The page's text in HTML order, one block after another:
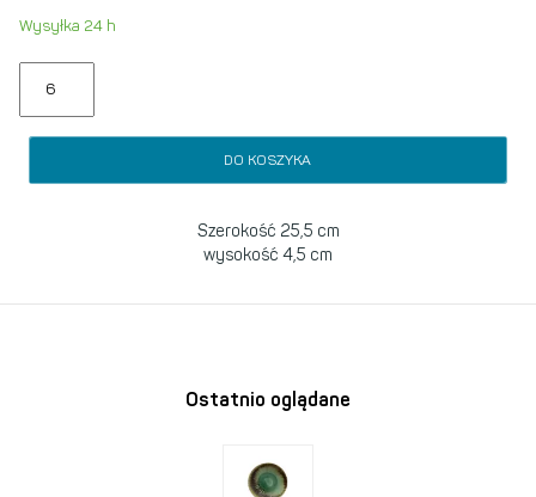
Wysyłka 24 h
DO KOSZYKA
Szerokość 25,5 cm
wysokość 4,5 cm
Ostatnio oglądane